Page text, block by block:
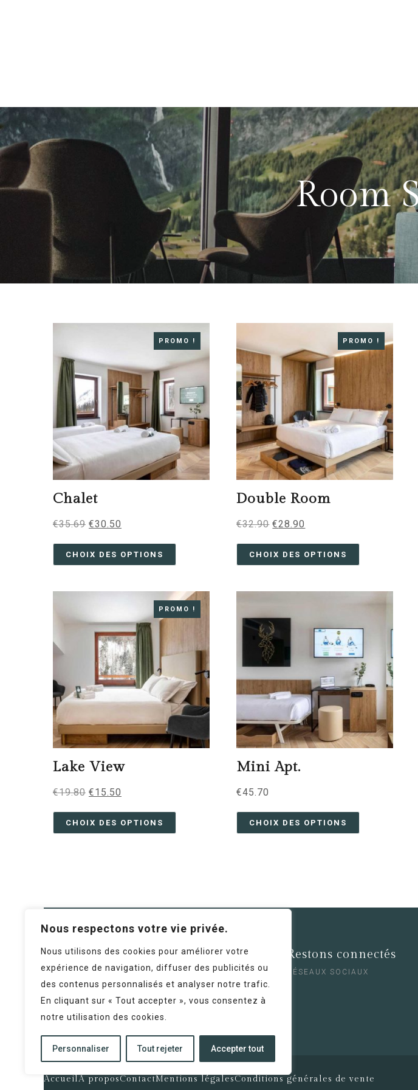
Nous respectons votre vie privée.
Nous utilisons des cookies pour améliorer votre
expérience de navigation, diffuser des publicités ou
des contenus personnalisés et analyser notre trafic.
En cliquant sur « Tout accepter », vous consentez à
notre utilisation des cookies.
Personnaliser Tout rejeter Accepter tout
Room
PROMO !
Chalet
€35.69 €30.50
CHOIX DES OPTIONS
PROMO !
Double Room
€32.90 €28.90
CHOIX DES OPTIONS
PROMO !
Lake View
€19.80 €15.50
CHOIX DES OPTIONS
Mini Apt.
€45.70
CHOIX DES OPTIONS
Téléphone
TOUS LES JOURS
Alban: + 33 6 36 15 79 46
Laurie: + 33 6 99 17 27 99
Restons connectés
RÉSEAUX SOCIAUX
AccueilÀ proposContactMentions légalesConditions générales de vente